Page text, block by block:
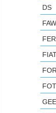
DS
FAW